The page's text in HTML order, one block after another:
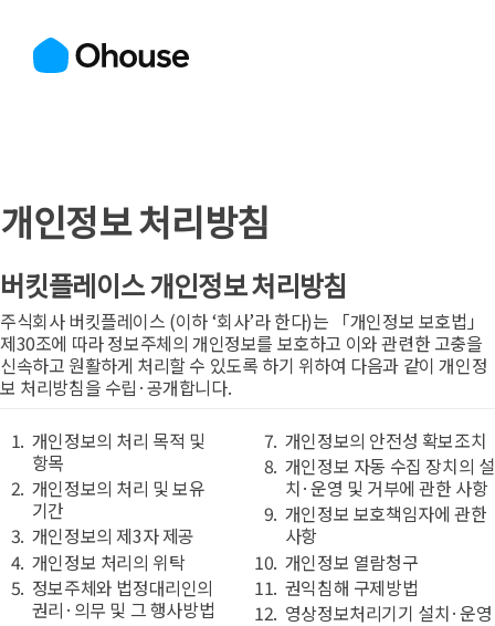
개인정보 처리방침
버킷플레이스 개인정보 처리방침
주식회사 버킷플레이스 (이하 ‘회사’라 한다)는 「개인정보 보호법」
제30조에 따라 정보주체의 개인정보를 보호하고 이와 관련한 고충을
신속하고 원활하게 처리할 수 있도록 하기 위하여 다음과 같이 개인정
보 처리방침을 수립·공개합니다.
개인정보의 처리 목적 및
항목
개인정보의 처리 및 보유
기간
개인정보의 제3자 제공
개인정보 처리의 위탁
정보주체와 법정대리인의
권리·의무 및 그 행사방법
개인정보의 안전성 확보조치
개인정보 자동 수집 장치의 설
치·운영 및 거부에 관한 사항
개인정보 보호책임자에 관한
사항
개인정보 열람청구
권익침해 구제방법
영상정보처리기기 설치·운영